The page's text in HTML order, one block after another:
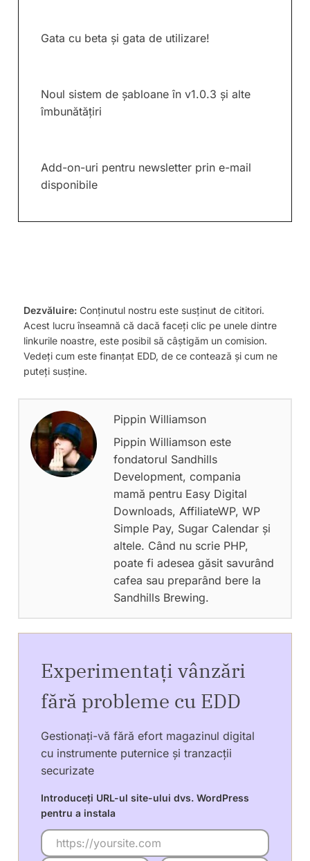
Gata cu beta și gata de utilizare!
Noul sistem de șabloane în v1.0.3 și alte
îmbunătățiri
Add-on-uri pentru newsletter prin e-mail
disponibile
Dezvăluire: Conținutul nostru este susținut de cititori.
Acest lucru înseamnă că dacă faceți clic pe unele dintre
linkurile noastre, este posibil să câștigăm un comision.
Vedeți cum este finanțat EDD, de ce contează și cum ne
puteți susține.
Pippin Williamson
Pippin Williamson este
fondatorul Sandhills
Development, compania
mamă pentru Easy Digital
Downloads, AffiliateWP, WP
Simple Pay, Sugar Calendar și
altele. Când nu scrie PHP,
poate fi adesea găsit savurând
cafea sau preparând bere la
Sandhills Brewing.
Experimentați vânzări
fără probleme cu EDD
Gestionați-vă fără efort magazinul digital
cu instrumente puternice și tranzacții
securizate
Introduceți URL-ul site-ului dvs. WordPress
pentru a instala